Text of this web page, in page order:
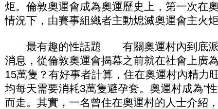
炬。倫敦奧運會成為奧運歷史上，第一次在
情況下，由賽事組織者主動熄滅奧運會主火
最有趣的性話題 有關奧運村內到底派
消息，從倫敦奧運會揭幕之前就在社會上廣
15萬隻？有好事者計算，住在奧運村內精力
均每天需要消耗3萬隻避孕套。奧運村成為“
而走。其實，一名曾住在奧運村的人士介紹